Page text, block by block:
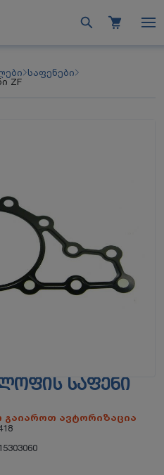
საფენები
ZF
ᲡᲐᲤᲔᲜᲘ
გაიაროთ ავტორიზაცია